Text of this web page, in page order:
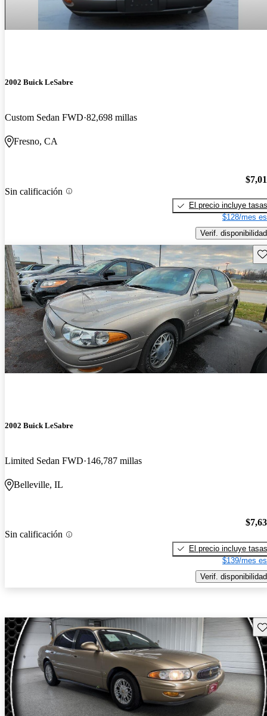
2002 Buick LeSabre
Custom Sedan FWD 82,698 millas
Fresno, CA
Sin calificación
El precio incluye tasas
$128/mes
Verif. disponibilidad
2002 Buick LeSabre
Limited Sedan FWD 146,787 millas
Belleville, IL
Sin calificación
El precio incluye tasas
$139/mes
Verif. disponibilidad